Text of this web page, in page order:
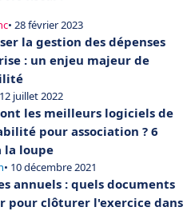
• 28 février 2023
la gestion des dépenses
: un enjeu majeur de
juillet 2022
les meilleurs logiciels de
pour association ? 6
la loupe
• 10 décembre 2021
annuels : quels documents
pour clôturer l'exercice dans